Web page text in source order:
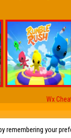
Wx
Friv reunidos em
your